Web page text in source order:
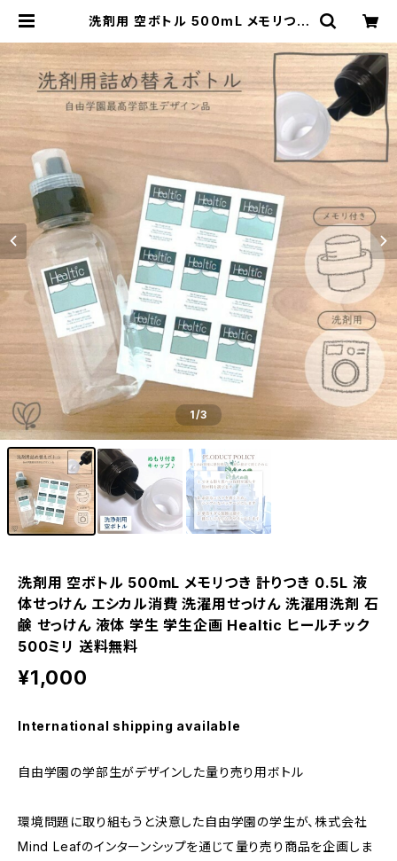
洗剤用 空ボトル 500mL メモリつき
消費 洗濯用せっけん 洗濯用洗剤 石鹸
せっけん 液体 学生 学生企画 Healti
c ヒールチック 500ミリ 送料無料 |
Natura Check ナチュラチェック
1/3
洗剤用 空ボトル 500mL メモリつき 計りつき 0.5L 液
体せっけん エシカル消費 洗濯用せっけん 洗濯用洗剤 石
鹸 せっけん 液体 学生 学生企画 Healtic ヒールチック
500ミリ 送料無料
¥1,000
International shipping available
自由学園の学部生がデザインした量り売り用ボトル
環境問題に取り組もうと決意した自由学園の学生が、株式会社
Mind Leafのインターンシップを通じて量り売り商品を企画しま